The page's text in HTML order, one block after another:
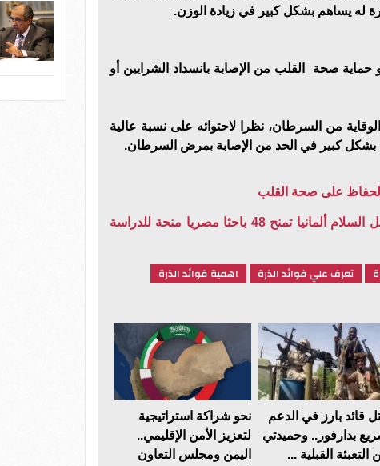
له يساهم بشكل كبير في زيادة الوزن.
صحة القلب من الإصابة بانسداد الشرايين أو
من السرطان، نظرا لاحتوائه على نسبة عالية
كبير في الحد من الإصابة بمرض السرطان.
على صحة القلب
في ختام مؤتمر الذرة من أجل السلام ألمانيا تمنح 48 باحثا مصريا منحة للدراسة
تعرف علي فوائد الذرة اهمية فوائد الذرة
قائد بارز في الدعم
بدارفور.. وحميدتي
التعبئة القبلية ...
نحو شراكة استراتيجية
لتعزيز الأمن الإقليمي..
اليمن ومجلس التعاون